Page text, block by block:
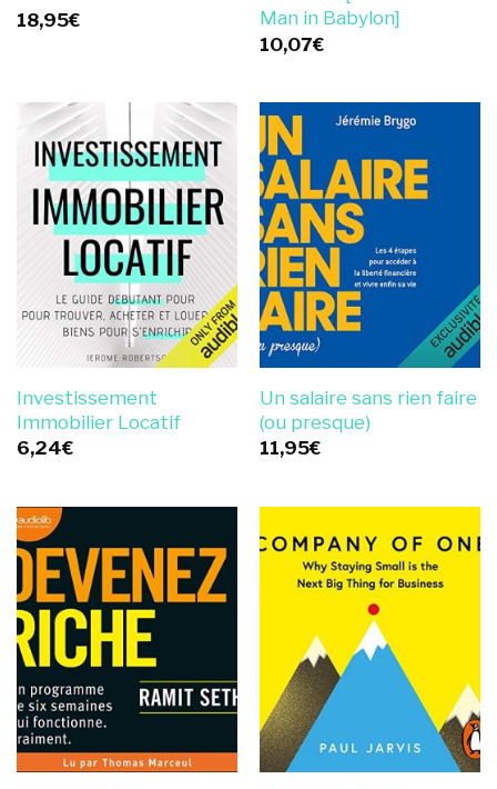
18,95€
Man in Babylon]
10,07€
Investissement
Immobilier Locatif
6,24€
Un salaire sans rien faire
(ou presque)
11,95€